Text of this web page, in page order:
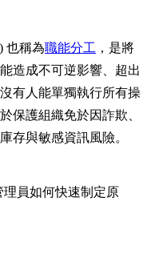
也稱為職能分工 ，是將
造成不可逆影響、超出
有人能單獨執行所有操
保護組織免於因詐欺、
存與敏感資訊風險。
理員如何快速制定原